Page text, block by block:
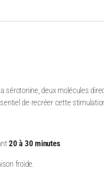
deux molécules
de recréer cette
20 à 30 minutes.
froide.